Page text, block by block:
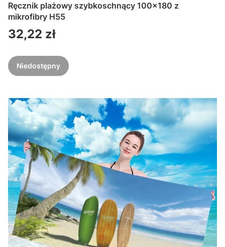
Ręcznik plażowy szybkoschnący 100x180 z
mikrofibry H55
Cena
32,22 zł
Niedostępny